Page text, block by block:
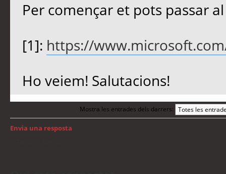
Per començar et pots passar
[1]: https://
Ho veiem! Salutacions!
Mostra les entrades dels darrers:
Envia una resposta